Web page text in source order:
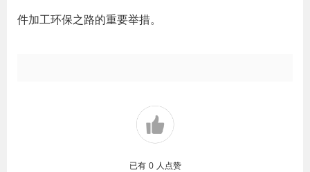
件加工环保之路的重要举措。
已有 0 人点赞